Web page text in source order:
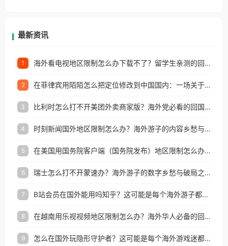
最新资讯
1 海外看电视地区限制怎么办下载不了？留学生亲测的回国加速方案（附2026世界杯观赛技巧）
2 在菲律宾用陌陌怎么把定位修改到中国国内：一场关于归属感与连接的探索
3 比利时怎么打不开美团外卖商家版？海外党必看的回国加速全攻略
4 时刻新闻国外地区限制怎么办？海外游子的内容乡愁与破局之路
5 在美国用国务院客户端（国务院发布）地区限制怎么办？3步解决海外看国内内容难题
6 瑞士怎么打不开蒙速办？海外游子的数字乡愁与破局之路
7 B站会员在国外能用吗知乎？这可能是每个海外游子都问过的问题
8 在越南用乐视视频地区限制怎么办？海外华人必备的回国加速攻略
9 怎么在国外玩隐形守护者？这可能是每个海外游戏迷都问过的问题